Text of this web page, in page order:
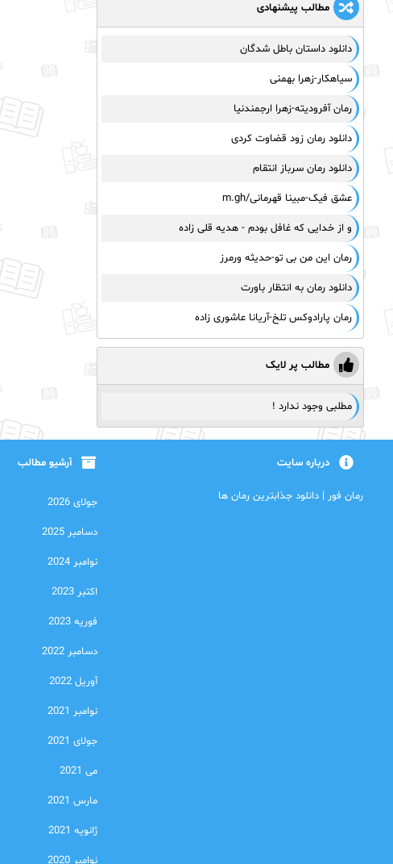
مطالب پیشنهادی
دانلود داستان باطل شدگان
سیاهکار-زهرا بهمنی
رمان آفرودیته-زهرا ارجمندنیا
دانلود رمان زود قضاوت کردی
دانلود رمان سرباز انتقام
عشق فیک-مبینا قهرمانی/m.gh
و از خدایی که غافل بودم - هدیه قلی زاده
رمان این من بی تو-حدیثه ورمرز
دانلود رمان به انتظار باورت
رمان پارادوکس تلخ-آریانا عاشوری زاده
مطالب پر لایک
مطلبی وجود ندارد !
درباره سایت
رمان فور | دانلود جذابترین رمان ها
آرشیو مطالب
جولای 2026
دسامبر 2025
نوامبر 2024
اکتبر 2023
فوریه 2023
دسامبر 2022
آوریل 2022
نوامبر 2021
جولای 2021
می 2021
مارس 2021
ژانویه 2021
نوامبر 2020